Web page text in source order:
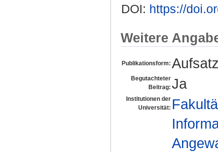
DOI: https://
Weitere
Publikationsform:
Begutachteter
Beitrag: Ja
Institutionen der
Universität: